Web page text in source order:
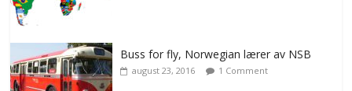
Buss for fly, Norwegian lærer av NSB
august 23, 2016 1 Comment